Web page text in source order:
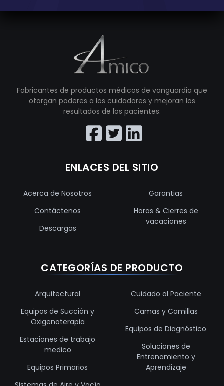
Fabricantes de productos médicos de vanguardia que
otorgan poderes a los cuidadores y mejoran los
resultados de los pacientes.
ENLACES DEL SITIO
Acerca de Nosotros
Contáctenos
Descargas
Garantias
Horas & Cierres de
vacaciones
CATEGORÍAS DE PRODUCTO
Arquitectural
Equipos de Succión y
Oxigenoterapia
Estaciones de trabajo
medico
Equipos Primarios
Cuidado al Paciente
Camas y Camillas
Equipos de Diagnóstico
Soluciones de
Entrenamiento y
Aprendizaje